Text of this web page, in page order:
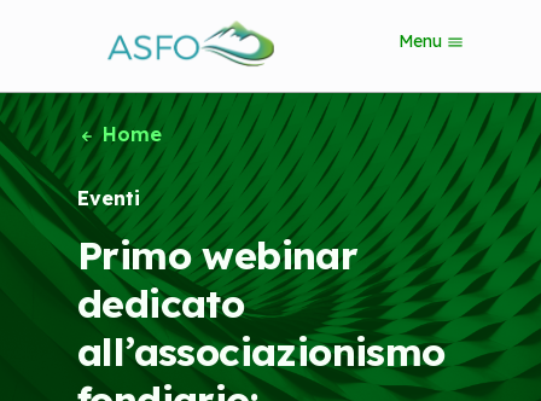
p
t
o
m
a
i
Menu
Home
Eventi
Primo webinar
dedicato
all’associazionismo